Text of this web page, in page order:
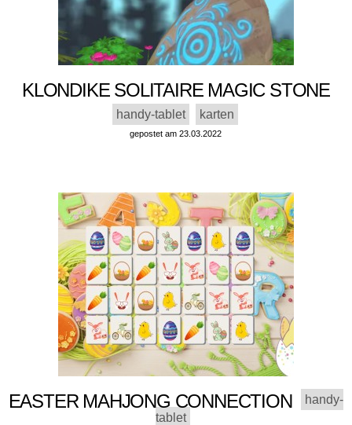
KLONDIKE SOLITAIRE MAGIC STONE
handy-tablet karten
gepostet am 23.03.2022
EASTER MAHJONG CONNECTION
handy-
tablet